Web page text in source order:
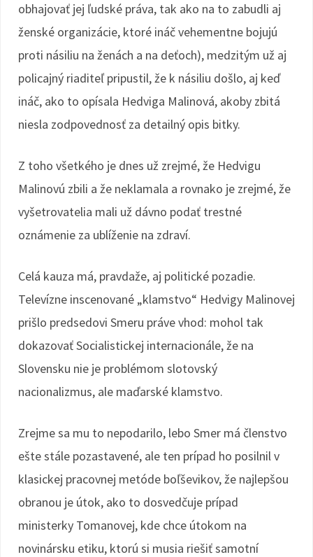
obhajovať jej ľudské práva, tak ako na to zabudli aj
ženské organizácie, ktoré ináč vehementne bojujú
proti násiliu na ženách a na deťoch), medzitým už aj
policajný riaditeľ pripustil, že k násiliu došlo, aj keď
ináč, ako to opísala Hedviga Malinová, akoby zbitá
niesla zodpovednosť za detailný opis bitky.
Z toho všetkého je dnes už zrejmé, že Hedvigu
Malinovú zbili a že neklamala a rovnako je zrejmé, že
vyšetrovatelia mali už dávno podať trestné
oznámenie za ublíženie na zdraví.
Celá kauza má, pravdaže, aj politické pozadie.
Televízne inscenované „klamstvo“ Hedvigy Malinovej
prišlo predsedovi Smeru práve vhod: mohol tak
dokazovať Socialistickej internacionále, že na
Slovensku nie je problémom slotovský
nacionalizmus, ale maďarské klamstvo.
Zrejme sa mu to nepodarilo, lebo Smer má členstvo
ešte stále pozastavené, ale ten prípad ho posilnil v
klasickej pracovnej metóde boľševikov, že najlepšou
obranou je útok, ako to dosvedčuje prípad
ministerky Tomanovej, kde chce útokom na
novinársku etiku, ktorú si musia riešiť samotní